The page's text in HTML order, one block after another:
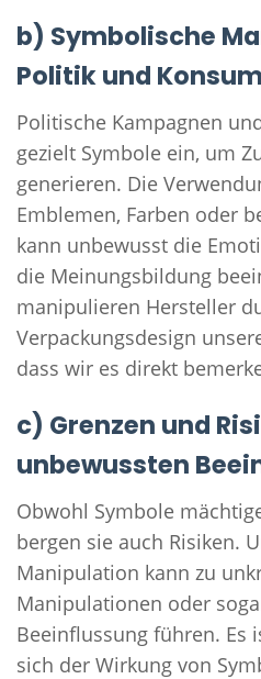
b) Symbolische
Politik und
Politische Kampagnen
gezielt Symbole ein, um
generieren. Die
Emblemen, Farben oder
kann unbewusst die
die Meinungsbildung
manipulieren Hersteller
Verpackungsdesign
dass wir es direkt
c) Grenzen und
unbewussten
Obwohl Symbole
bergen sie auch Risiken.
Manipulation kann zu
Manipulationen oder
Beeinflussung führen. Es
sich der Wirkung von